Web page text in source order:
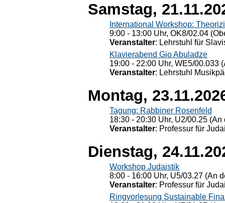
Samstag,
International Workshop:
9:00 - 13:00 Uhr, OK8/02.04
Veranstalter: Lehrstuhl für
Klavierabend Gio Abuladze
19:00 - 22:00 Uhr, WE5/00.033
Veranstalter: Lehrstuhl
Montag,
Tagung: Rabbiner Rosenfeld
18:30 - 20:30 Uhr, U2/00.25
Veranstalter: Professur für
Dienstag,
Workshop Judaistik
8:00 - 16:00 Uhr, U5/03.27 (An
Veranstalter: Professur für
Ringvorlesung Sustainable